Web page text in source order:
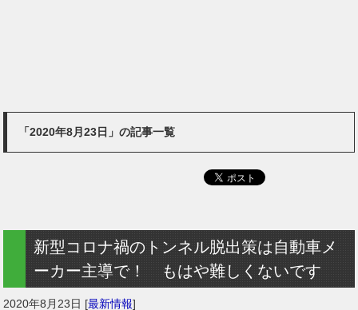
「2020年8月23日」の記事一覧
新型コロナ禍のトンネル脱出策は自動車メ
ーカー主導で！ もはや難しくないです
2020年8月23日 [最新情報]